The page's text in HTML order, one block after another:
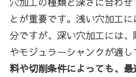
とが重要です。浅い穴加工
分ですが、深い穴加工には
やモジュラーシャンクが適し
料や切削条件によっても、最